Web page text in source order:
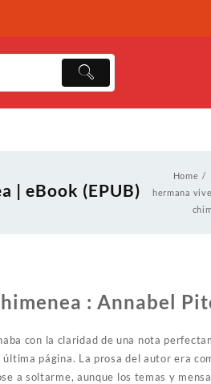
| eBook (EPUB)
Home
hermana
: Annabel
con la claridad de una nota
página. La prosa del autor era
a soltarme, aunque los temas y